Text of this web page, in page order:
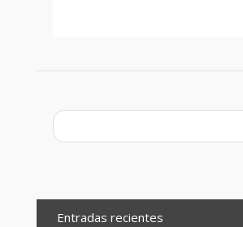
Entradas recientes